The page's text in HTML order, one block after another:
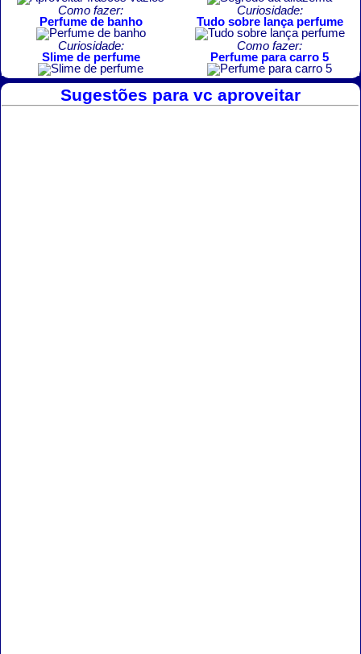
Como fazer:
Perfume de banho
Curiosidade:
Tudo sobre lança perfume
Curiosidade:
Slime de perfume
Como fazer:
Perfume para carro 5
Sugestões para vc aproveitar